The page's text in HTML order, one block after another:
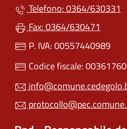
Telefono: 0364/630331
Fax: 0364/630471
P. IVA: 00557440989
Codice fiscale: